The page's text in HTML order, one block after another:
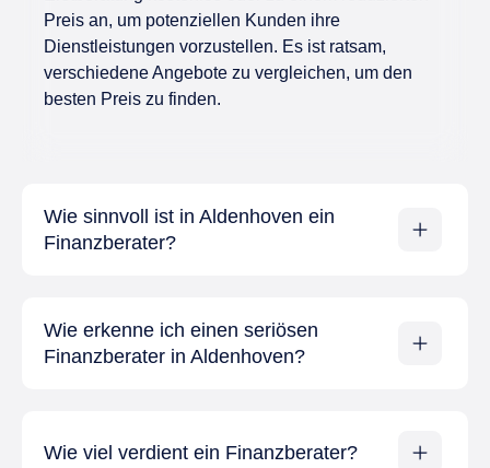
Preis an, um potenziellen Kunden ihre
Dienstleistungen vorzustellen. Es ist ratsam,
verschiedene Angebote zu vergleichen, um den
besten Preis zu finden.
Wie sinnvoll ist in Aldenhoven ein
Finanzberater?
Wie erkenne ich einen seriösen
Finanzberater in Aldenhoven?
Wie viel verdient ein Finanzberater?